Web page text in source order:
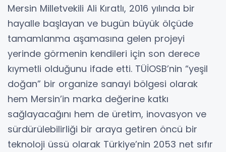
Mersin Milletvekili Ali Kıratlı, 2016 yılında bir
hayalle başlayan ve bugün büyük ölçüde
tamamlanma aşamasına gelen projeyi
yerinde görmenin kendileri için son derece
kıymetli olduğunu ifade etti. TÜİOSB’nin “yeşil
doğan” bir organize sanayi bölgesi olarak
hem Mersin’in marka değerine katkı
sağlayacağını hem de üretim, inovasyon ve
sürdürülebilirliği bir araya getiren öncü bir
teknoloji üssü olarak Türkiye’nin 2053 net sıfır